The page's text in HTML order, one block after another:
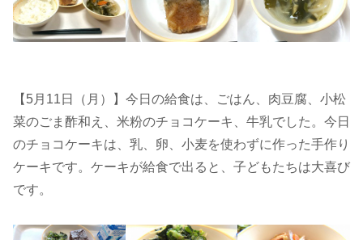
【5月11日（月）】今日の給食は、ごはん、肉豆腐、小松
菜のごま酢和え、米粉のチョコケーキ、牛乳でした。今日
のチョコケーキは、乳、卵、小麦を使わずに作った手作り
ケーキです。ケーキが給食で出ると、子どもたちは大喜び
です。